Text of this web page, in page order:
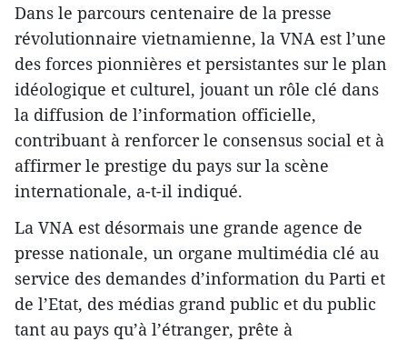
Dans le parcours centenaire de la presse
révolutionnaire vietnamienne, la VNA est l’une
des forces pionnières et persistantes sur le plan
idéologique et culturel, jouant un rôle clé dans
la diffusion de l’information officielle,
contribuant à renforcer le consensus social et à
affirmer le prestige du pays sur la scène
internationale, a-t-il indiqué.
La VNA est désormais une grande agence de
presse nationale, un organe multimédia clé au
service des demandes d’information du Parti et
de l’Etat, des médias grand public et du public
tant au pays qu’à l’étranger, prête à